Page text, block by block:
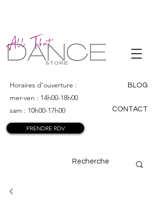
ALL THAT
DANCE
Horaires d'ouverture :
mer-ven : 14h00-18h00
sam : 10h00-17h00
BLOG
CONTACT
PRENDRE RDV